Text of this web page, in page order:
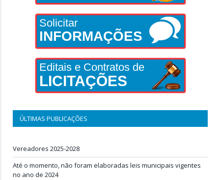
Solicitar
INFORMAÇÕES
Editais e Contratos de
LICITAÇÕES
ÚLTIMAS PUBLICAÇÕES
Vereadores 2025-2028
Até o momento, não foram elaboradas leis municipais vigentes
no ano de 2024